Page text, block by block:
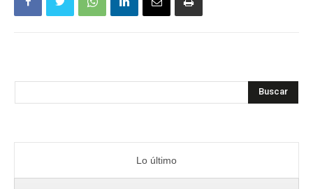
Buscar
Lo último